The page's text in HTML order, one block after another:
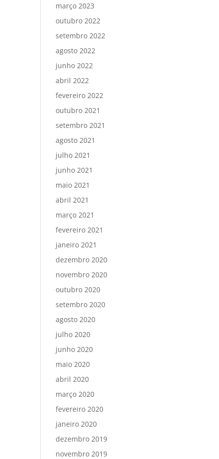
março 2023
outubro 2022
setembro 2022
agosto 2022
junho 2022
abril 2022
fevereiro 2022
outubro 2021
setembro 2021
agosto 2021
julho 2021
junho 2021
maio 2021
abril 2021
março 2021
fevereiro 2021
janeiro 2021
dezembro 2020
novembro 2020
outubro 2020
setembro 2020
agosto 2020
julho 2020
junho 2020
maio 2020
abril 2020
março 2020
fevereiro 2020
janeiro 2020
dezembro 2019
novembro 2019